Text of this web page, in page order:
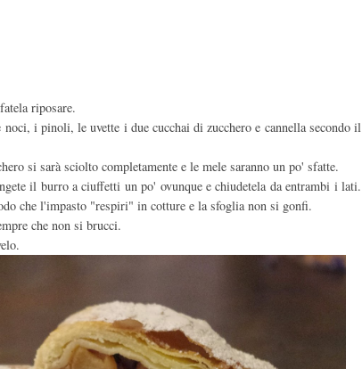
riposare.
i pinoli, le uvette i due cucchai di zucchero e cannella secondo il
si sarà sciolto completamente e le mele saranno un po' sfatte.
il burro a ciuffetti un po' ovunque e chiudetela da entrambi i lati.
che l'impasto "respiri" in cotture e la sfoglia non si gonfi.
che non si brucci.